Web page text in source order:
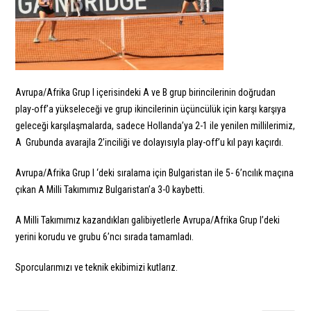
Avrupa/Afrika Grup I içerisindeki A ve B grup birincilerinin doğrudan
play-off’a yükseleceği ve grup ikincilerinin üçüncülük için karşı karşıya
geleceği karşılaşmalarda, sadece Hollanda’ya 2-1 ile yenilen millilerimiz,
A Grubunda avarajla 2’inciliği ve dolayısıyla play-off’u kıl payı kaçırdı.
Avrupa/Afrika Grup I ‘deki sıralama için Bulgaristan ile 5- 6’ncılık maçına
çıkan A Milli Takımımız Bulgaristan’a 3-0 kaybetti.
A Milli Takımımız kazandıkları galibiyetlerle Avrupa/Afrika Grup I’deki
yerini korudu ve grubu 6’ncı sırada tamamladı.
Sporcularımızı ve teknik ekibimizi kutlarız.